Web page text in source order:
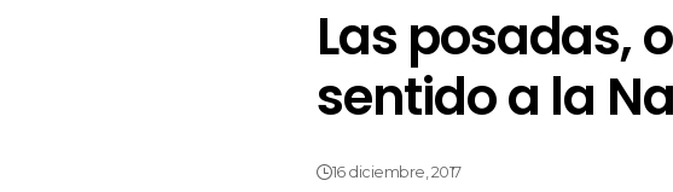
Las posadas,
sentido a la
16 diciembre, 2017